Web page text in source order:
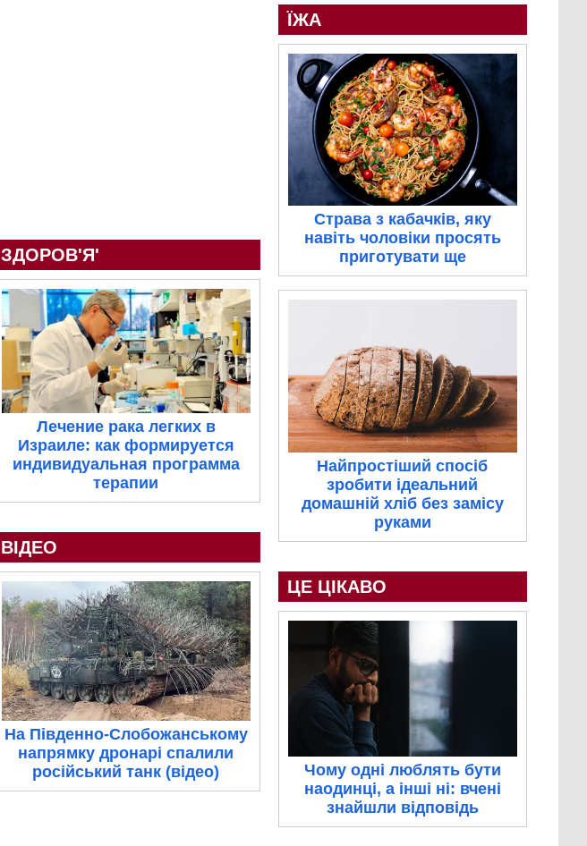
ЗДОРОВ'Я'
Лечение рака легких в
Израиле: как формируется
индивидуальная программа
терапии
ВІДЕО
На Південно-Слобожанському
напрямку дронарі спалили
російський танк (відео)
ЇЖА
Страва з кабачків, яку
навіть чоловіки просять
приготувати ще
Найпростіший спосіб
зробити ідеальний
домашній хліб без замісу
руками
ЦЕ ЦІКАВО
Чому одні люблять бути
наодинці, а інші ні: вчені
знайшли відповідь